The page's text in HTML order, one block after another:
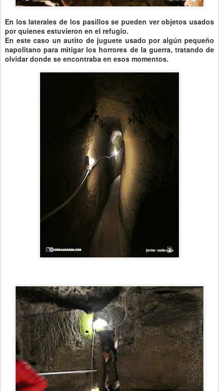
En los laterales de los pasillos se pueden ver objetos usados
por quienes estuvieron en el refugio.
En este caso un autito de juguete usado por algún pequeño
napolitano para mitigar los horrores de la guerra, tratando de
olvidar donde se encontraba en esos momentos.